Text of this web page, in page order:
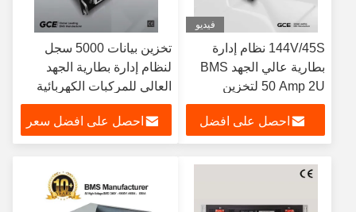
فيديو
144V/45S نظام إدارة
بطارية عالي الجهد BMS
50 Amp 2U لتخزين
الطاقة
احصل على افضل
تخزين بيانات 5000 سجل
لنظام إدارة بطارية الجهد
العالي للمركبات الكهربائية
احصل على افضل سعر